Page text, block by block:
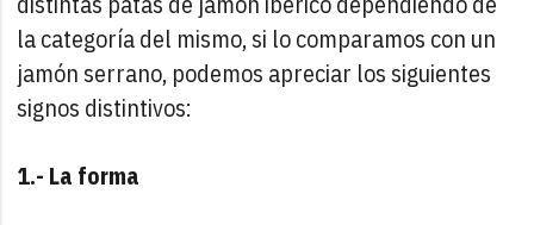
la categoría del mismo, si lo comparamos con un
jamón serrano, podemos apreciar los siguientes
signos distintivos:
1.- La forma